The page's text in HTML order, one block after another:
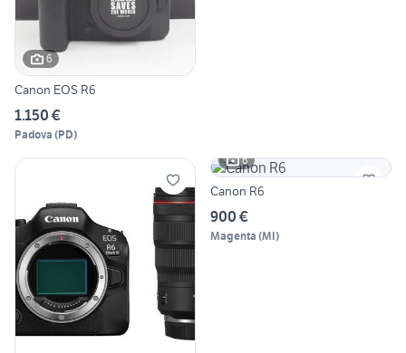
6
Canon EOS R6
1.150 €
Padova (PD)
6
Canon R6
900 €
Magenta (MI)